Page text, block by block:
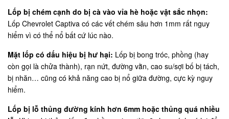
Lốp bị chém cạnh do bị cà vào vỉa hè hoặc vật sắc nhọn:
Lốp Chevrolet Captiva có các vết chém sâu hơn 1mm rất nguy
hiểm vì có thể nổ bất cứ lúc nào.
Mặt lốp có dấu hiệu bị hư hại: Lốp bị bong tróc, phồng (hay
còn gọi là chửa thành), rạn nứt, đường vằn, cao su/sợi bố bị tách,
bị nhăn… cũng có khả năng cao bị nổ giữa đường, cực kỳ nguy
hiểm.
Lốp bị lỗ thủng đường kính hơn 6mm hoặc thủng quá nhiều